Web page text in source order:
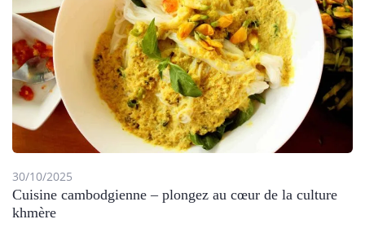
30/10/2025
Cuisine cambodgienne – plongez au cœur de la culture
khmère